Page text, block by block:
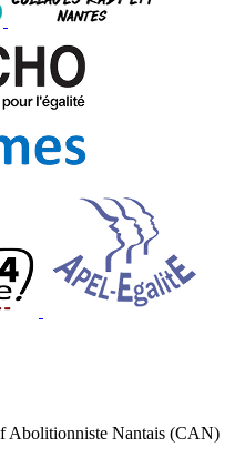
Abolitionniste Nantais (CAN)